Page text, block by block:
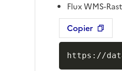
Flux WMS-
Copier
https://